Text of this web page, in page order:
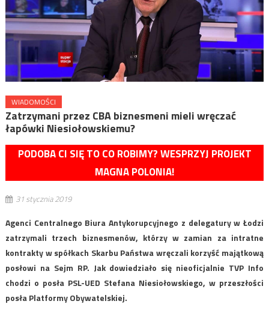
WIADOMOŚCI
Zatrzymani przez CBA biznesmeni mieli wręczać
łapówki Niesiołowskiemu?
PODOBA CI SIĘ TO CO ROBIMY? WESPRZYJ PROJEKT
MAGNA POLONIA!
31 stycznia 2019
Agenci Centralnego Biura Antykorupcyjnego z delegatury w Łodzi
zatrzymali trzech biznesmenów, którzy w zamian za intratne
kontrakty w spółkach Skarbu Państwa wręczali korzyść majątkową
posłowi na Sejm RP. Jak dowiedziało się nieoficjalnie TVP Info
chodzi o posła PSL-UED Stefana Niesiołowskiego, w przeszłości
posła Platformy Obywatelskiej.